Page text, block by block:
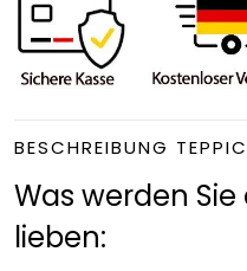
BESCHREIBUNG
Was werden
lieben: